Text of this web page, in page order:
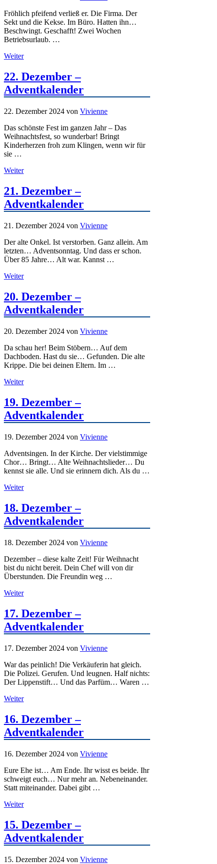
Fröhlich pfeifend verließ er. Die Firma. Der
Sekt und die Kekse. Im Büro. Hatten ihn…
Beschwingt. Geschafft! Zwei Wochen
Betriebsurlaub. …
Weiter
22. Dezember –
Adventkalender
22. Dezember 2024 von Vivienne
Das schönste Fest im ganzen Jahr – Das
Weihnachtsfest, so wunderbar! Bringt
Kinderherzen froh zum Klingen, wenn wir für
sie …
Weiter
21. Dezember –
Adventkalender
21. Dezember 2024 von Vivienne
Der alte Onkel. Ist verstorben. Ganz allein. Am
letzten… Adventsonntag. Und dass er schon.
Über 85 Jahre… Alt war. Kannst …
Weiter
20. Dezember –
Adventkalender
20. Dezember 2024 von Vivienne
Da schau her! Beim Stöbern… Auf dem
Dachboden. Hast du sie… Gefunden. Die alte
Krippe. Die bei deinen Eltern. Im …
Weiter
19. Dezember –
Adventkalender
19. Dezember 2024 von Vivienne
Adventsingen. In der Kirche. Der vielstimmige
Chor… Bringt… Alte Weihnachtslieder… Du
kennst sie alle. Und sie erinnern dich. Als du …
Weiter
18. Dezember –
Adventkalender
18. Dezember 2024 von Vivienne
Dezember – diese kalte Zeit! Für Weihnacht
bist du nicht bereit. Dein Chef will von dir
Überstunden. Die Freundin weg …
Weiter
17. Dezember –
Adventkalender
17. Dezember 2024 von Vivienne
War das peinlich! Die Verkäuferin hat gleich.
Die Polizei. Gerufen. Und leugnen. Half nichts:
Der Lippenstift… Und das Parfüm… Waren …
Weiter
16. Dezember –
Adventkalender
16. Dezember 2024 von Vivienne
Eure Ehe ist… Am Ende. Ihr wisst es beide. Ihr
schweigt euch… Nur mehr an. Nebeneinander.
Statt miteinander. Dabei gibt …
Weiter
15. Dezember –
Adventkalender
15. Dezember 2024 von Vivienne